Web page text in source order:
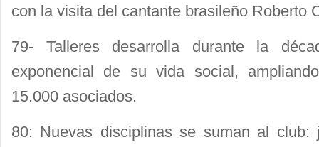
con la visita del cantante brasileño Roberto
79- Talleres desarrolla durante la
exponencial de su vida social,
15.000 asociados.
80: Nuevas disciplinas se suman al club: